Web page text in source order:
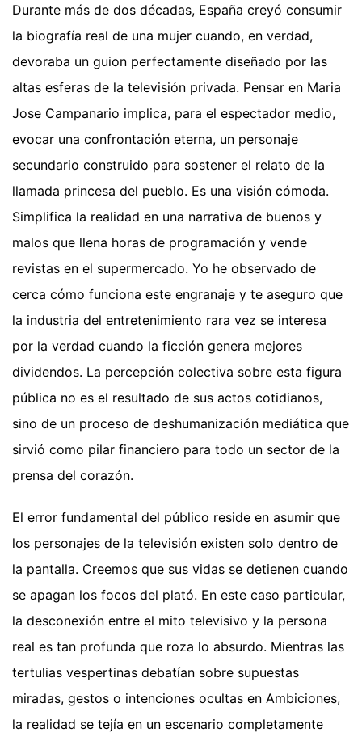
Durante más de dos décadas, España creyó consumir
la biografía real de una mujer cuando, en verdad,
devoraba un guion perfectamente diseñado por las
altas esferas de la televisión privada. Pensar en Maria
Jose Campanario implica, para el espectador medio,
evocar una confrontación eterna, un personaje
secundario construido para sostener el relato de la
llamada princesa del pueblo. Es una visión cómoda.
Simplifica la realidad en una narrativa de buenos y
malos que llena horas de programación y vende
revistas en el supermercado. Yo he observado de
cerca cómo funciona este engranaje y te aseguro que
la industria del entretenimiento rara vez se interesa
por la verdad cuando la ficción genera mejores
dividendos. La percepción colectiva sobre esta figura
pública no es el resultado de sus actos cotidianos,
sino de un proceso de deshumanización mediática que
sirvió como pilar financiero para todo un sector de la
prensa del corazón.
El error fundamental del público reside en asumir que
los personajes de la televisión existen solo dentro de
la pantalla. Creemos que sus vidas se detienen cuando
se apagan los focos del plató. En este caso particular,
la desconexión entre el mito televisivo y la persona
real es tan profunda que roza lo absurdo. Mientras las
tertulias vespertinas debatían sobre supuestas
miradas, gestos o intenciones ocultas en Ambiciones,
la realidad se tejía en un escenario completamente